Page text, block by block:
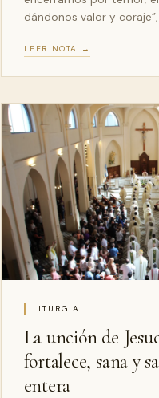
dándonos valor y
LEER NOTA →
LITURGIA
La unción de
fortalece, sana y
entera